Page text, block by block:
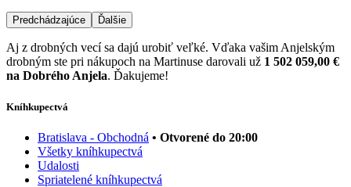
Predchádzajúce Ďalšie
Aj z drobných vecí sa dajú urobiť veľké. Vďaka vašim Anjelským
drobným ste pri nákupoch na Martinuse darovali už 1 502 059,00 €
na Dobrého Anjela. Ďakujeme!
Kníhkupectvá
Bratislava - Obchodná • Otvorené do 20:00
Všetky kníhkupectvá
Udalosti
Spriatelené kníhkupectvá